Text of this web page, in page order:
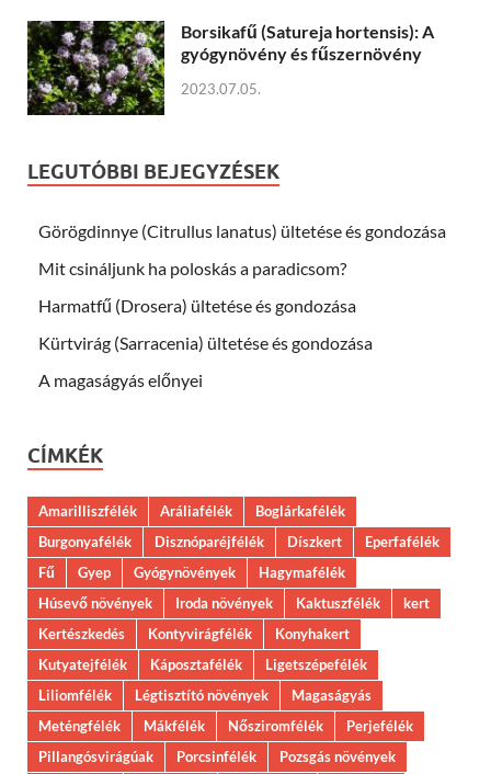
Borsikafű (Satureja hortensis): A
gyógynövény és fűszernövény
2023.07.05.
LEGUTÓBBI BEJEGYZÉSEK
Görögdinnye (Citrullus lanatus) ültetése és gondozása
Mit csináljunk ha poloskás a paradicsom?
Harmatfű (Drosera) ültetése és gondozása
Kürtvirág (Sarracenia) ültetése és gondozása
A magaságyás előnyei
CÍMKÉK
Amarilliszfélék Aráliafélék
Boglárkafélék
Burgonyafélék
Disznóparéjfélék Díszkert
Eperfafélék
Fű
Gyep Gyógynövények
Hagymafélék
Húsevő növények
Iroda növények Kaktuszfélék
kert
Kertészkedés
Kontyvirágfélék
Konyhakert
Kutyatejfélék
Káposztafélék
Ligetszépefélék
Liliomfélék
Légtisztító növények
Magaságyás
Meténgfélék
Mákfélék Nősziromfélék
Perjefélék
Pillangósvirágúak
Porcsinfélék
Pozsgás növények